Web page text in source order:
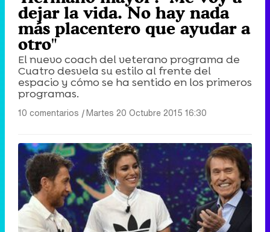
dejar la vida. No hay nada
más placentero que ayudar a
otro"
El nuevo coach del veterano programa de
Cuatro desvela su estilo al frente del
espacio y cómo se ha sentido en los primeros
programas.
10 comentarios |Martes 20 Octubre 2015 16:30